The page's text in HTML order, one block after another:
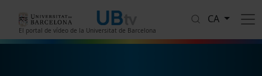
El portal de vídeo de la Universitat de Barcelona
CA